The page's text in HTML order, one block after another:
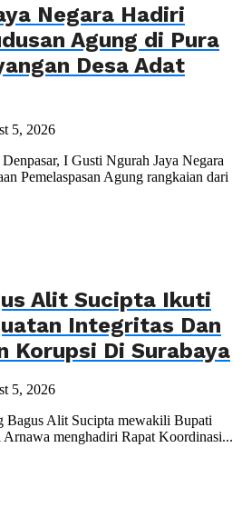
Negara Hadiri
Agung di Pura
Desa Adat
5, 2026
I Gusti Ngurah Jaya Negara
Pemelaspasan Agung rangkaian dari
Alit Sucipta Ikuti
Integritas Dan
Korupsi Di Surabaya
5, 2026
Bagus Alit Sucipta mewakili Bupati
menghadiri Rapat Koordinasi...